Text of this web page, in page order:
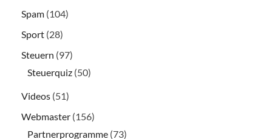
Spam (104)
Sport (28)
Steuern (97)
Steuerquiz (50)
Videos (51)
Webmaster (156)
Partnerprogramme (73)